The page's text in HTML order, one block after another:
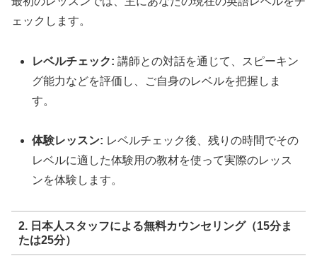
ェックします。
レベルチェック: 講師との対話を通じて、スピーキン
グ能力などを評価し、ご自身のレベルを把握しま
す。
体験レッスン: レベルチェック後、残りの時間でその
レベルに適した体験用の教材を使って実際のレッス
ンを体験します。
2. 日本人スタッフによる無料カウンセリング（15分ま
たは25分）